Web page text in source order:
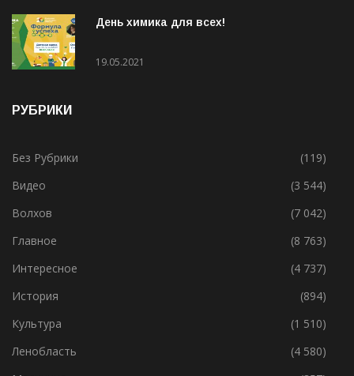
31.05.2021
День химика для всех!
Без Рубрики
(119)
Видео
(3 544)
Волхов
(7 042)
Главное
(8 763)
Интересное
(4 737)
История
(894)
Культура
(1 510)